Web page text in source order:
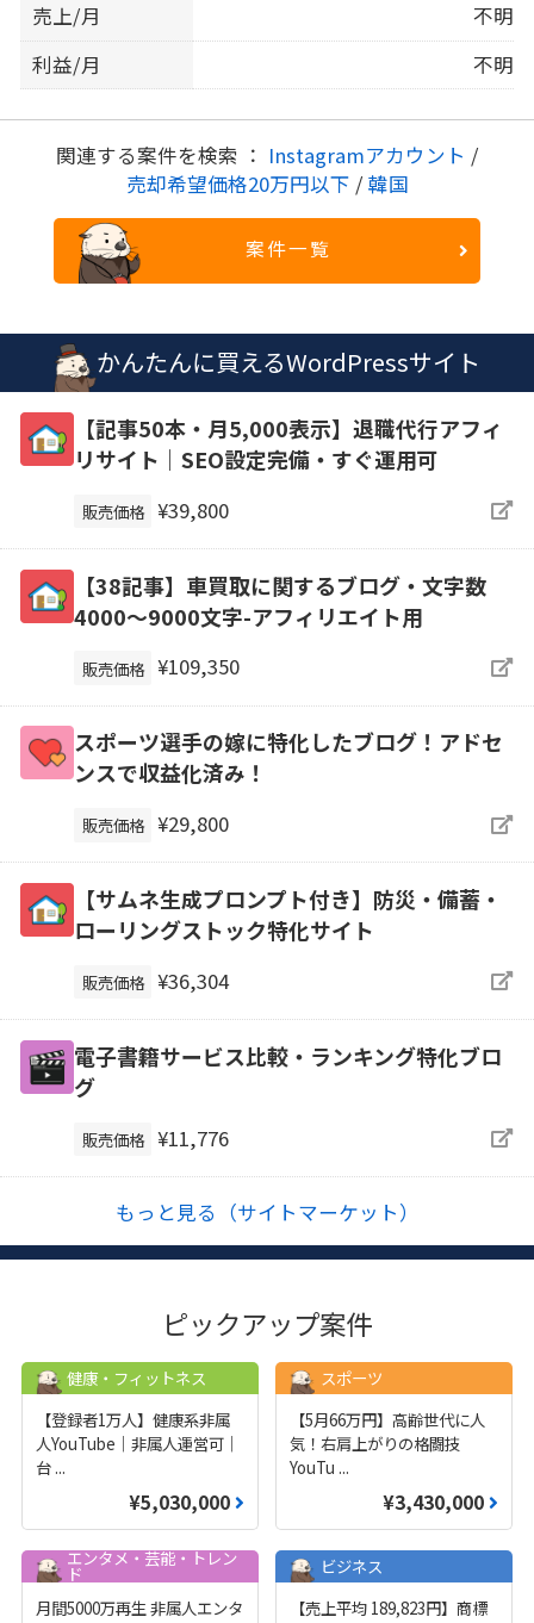
売上/月
不明
利益/月
不明
関連する案件を検索 ： Instagramアカウント /
売却希望価格20万円以下 / 韓国
案件一覧
かんたんに買えるWordPressサイト
【記事50本・月5,000表示】退職代行アフィ
リサイト｜SEO設定完備・すぐ運用可
販売価格 ¥39,800
【38記事】車買取に関するブログ・文字数
4000～9000文字-アフィリエイト用
販売価格 ¥109,350
スポーツ選手の嫁に特化したブログ！アドセ
ンスで収益化済み！
販売価格 ¥29,800
【サムネ生成プロンプト付き】防災・備蓄・
ローリングストック特化サイト
販売価格 ¥36,304
電子書籍サービス比較・ランキング特化ブロ
グ
販売価格 ¥11,776
もっと見る（サイトマーケット）
ピックアップ案件
健康・フィットネス
【登録者1万人】健康系非属
人YouTube｜非属人運営可｜
台 ...
¥5,030,000
スポーツ
【5月66万円】高齢世代に人
気！右肩上がりの格闘技
YouTu ...
¥3,430,000
エンタメ・芸能・トレン
ド
月間5000万再生 非属人エンタ
ビジネス
【売上平均 189,823円】商標